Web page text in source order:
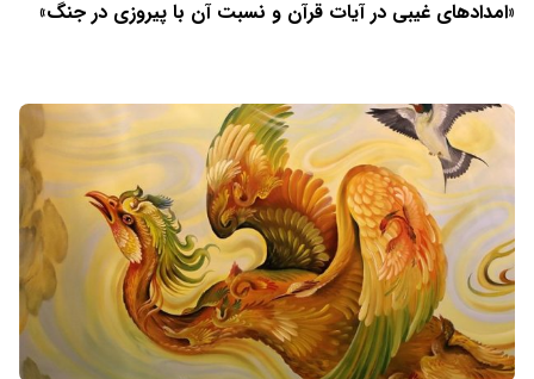
«امدادهای غیبی در آیات قرآن و نسبت آن با پیروزی در جنگ»